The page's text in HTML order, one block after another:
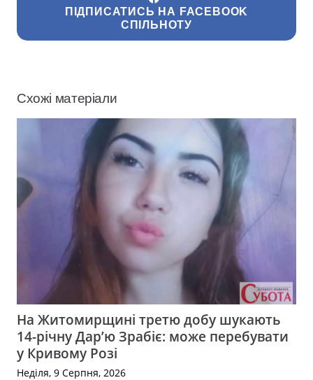
ПІДПИСАТИСЬ НА FACEBOOK
СПІЛЬНОТУ
Схожі матеріали
На Житомирщині третю добу шукають
14-річну Дар’ю Зрабіє: може перебувати
у Кривому Розі
Неділя, 9 Серпня, 2026